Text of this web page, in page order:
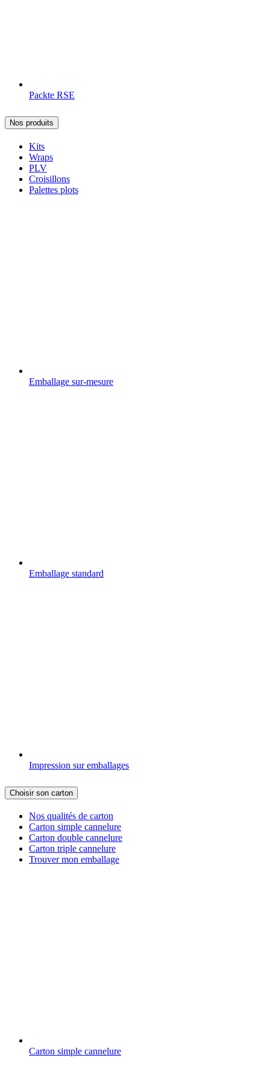
Packte RSE
Nos produits
Kits
Wraps
PLV
Croisillons
Palettes plots
Emballage sur-mesure
Emballage standard
Impression sur emballages
Choisir son carton
Nos qualités de carton
Carton simple cannelure
Carton double cannelure
Carton triple cannelure
Trouver mon emballage
Carton simple cannelure